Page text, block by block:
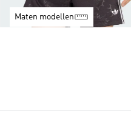
Maten modellen